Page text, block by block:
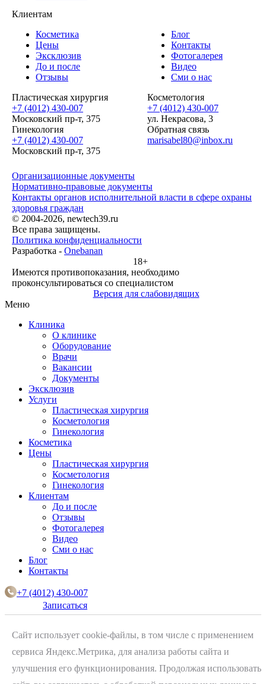
Клиентам
Косметика
Цены
Эксклюзив
До и после
Отзывы
Блог
Контакты
Фотогалерея
Видео
Сми о нас
Пластическая хирургия
+7 (4012) 430-007
Московский пр-т, 375
Косметология
+7 (4012) 430-007
ул. Некрасова, 3
Гинекология
+7 (4012) 430-007
Московский пр-т, 375
Обратная связь
marisabel80@inbox.ru
Организационные документы
Нормативно-правовые документы
Контакты органов исполнительной власти в сфере охраны
здоровья граждан
© 2004-2026, newtech39.ru
Все права защищены.
Политика конфиденциальности
Разработка - Onebanan
18+
Имеются противопоказания, необходимо
проконсультироваться со специалистом
Версия для слабовидящих
Меню
Клиника
О клинике
Оборудование
Врачи
Вакансии
Документы
Эксклюзив
Услуги
Пластическая хирургия
Косметология
Гинекология
Косметика
Цены
Пластическая хирургия
Косметология
Гинекология
Клиентам
До и после
Отзывы
Фотогалерея
Видео
Сми о нас
Блог
Контакты
+7 (4012) 430-007
Записаться
Сайт использует cookie-файлы, в том числе с применением
сервиса Яндекс.Метрика, для анализа работы сайта и
улучшения его функционирования. Продолжая использовать